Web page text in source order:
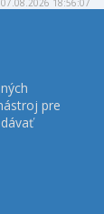
07.08.2026 18:56:07
pre